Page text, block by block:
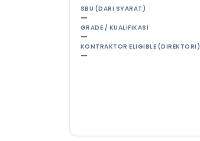
SBU (DARI SYARAT)
—
GRADE / KUALIFIKASI
—
KONTRAKTOR ELIGIBLE (DIREKTORI)
—